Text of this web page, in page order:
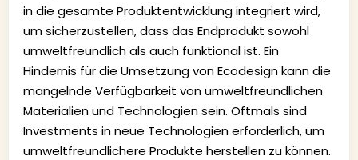
in die gesamte Produktentwicklung integriert wird,
um sicherzustellen, dass das Endprodukt sowohl
umweltfreundlich als auch funktional ist. Ein
Hindernis für die Umsetzung von Ecodesign kann die
mangelnde Verfügbarkeit von umweltfreundlichen
Materialien und Technologien sein. Oftmals sind
Investments in neue Technologien erforderlich, um
umweltfreundlichere Produkte herstellen zu können.